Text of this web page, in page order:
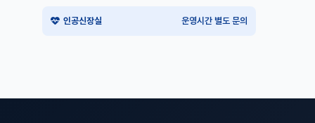
인공신장실 운영시간 별도 문의